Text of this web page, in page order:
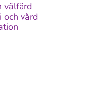
välfärd
och vård